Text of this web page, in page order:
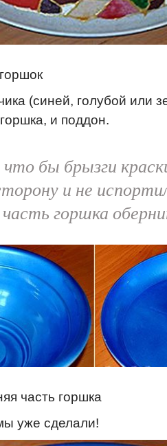
(синей, голубой или
и поддон.
бы брызги
и не
горшка
часть горшка
уже сделали!